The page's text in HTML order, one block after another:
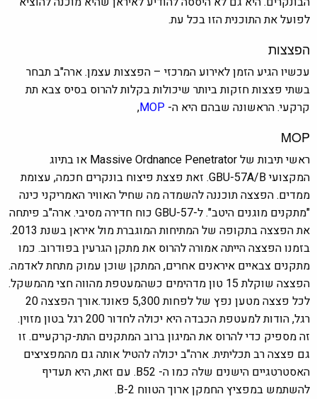
לפועל את התוכנית הזו בכל עת.
הפצצות
עכשיו הגיע הזמן לאירוע המרכזי – הפצצות עצמן. ארה"ב תבחר
בשתי פצצות חזקות ביותר שיכולות בקלות להרוס בסיס צבא תת
קרקעי. הראשונה שבהם היא ה-MOP
,
MOP
ראשי תיבות של Massive Ordnance Penetrator או בתיוג
המקצועי GBU-57A/B. זאת פצצת פיצוח בונקרים חכמה, עצומת
ממדים. הפצצה תוכננה להשמדה מה שחיל האוויר האמריקני כינה
"מתקנים מוגנים היטב". ל-GBU-57 כוח חדירה מסיבי. ארה"ב פיתחה
את הפצצה בתקופה של המתיחות המוגברת מול איראן בשנת 2013.
בזמנו הפצצה הייתה אמורה להרוס את מתקן הגרעין בפודרוב. כמו
מתקנים צבאיים איראנים אחרים, המתקן שוכן עמוק מתחת לאדמה.
הפצצה שוקלת 15 טון מדהימים כשהמעטפת מהווה חצי מהמשקל.
לכל פצצה מטען נפץ של לפחות 5,300 פאונד.אורך הפצצה 20
רגל, הודות למעטפת הכבדה היא יכולה לחדור 200 רגל בטון מזוין.
זה מספיק כדי להרוס את המיגון ברוב המתקנים התת-קרקעיים. זו
גם פצצה רב תכליתית. ארה"ב יכולה להטיל אותה גם מהמפציצים
האסטרטגיים הישנים שלה כמו ה- B52. עם זאת, היא תעדיף
להשתמש במפציץ החמקן ארוך הטווח B-2.